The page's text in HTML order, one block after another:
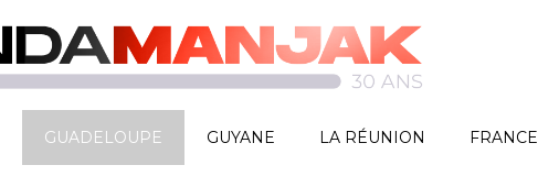
GUADELOUPE GUYANE LA RÉUNION FRANCE